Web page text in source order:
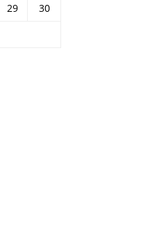
29
30